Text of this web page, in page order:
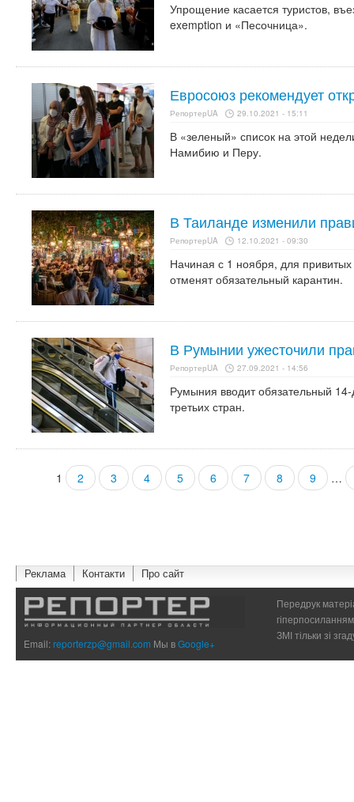
Упрощение касается туристов,
exemption и «Песочница».
Евросоюз рекомендует
РепортерUA 29.10.2021 - 15:11
В «зеленый» список на этой
Намибию и Перу.
В Таиланде изменили
РепортерUA 12.10.2021 - 09:30
Начиная с 1 ноября, для
отменят обязательный карантин.
В Румынии ужесточили
РепортерUA 27.09.2021 - 14:56
Румыния вводит обязательный
третьих стран.
Страницы
1 2 3 4 5 6 7 8 9 …
Реклама Контакти Про сайт
Email:reporterzp@gmail.com Мы вGoogle+
Передрук
ЗМІ тільки зі